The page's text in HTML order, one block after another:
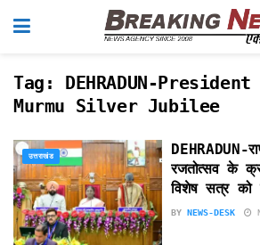
Tag: DEHRADUN-
Murmu Silver Jubilee
उत्तराखंड
DEHRADUN-
रजतोत्सव के
विशेष सत्र को
BY NEWS-DESK